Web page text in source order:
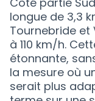
longue de 3,3
Tournebride
à 110 km/h.
étonnante,
la mesure où
serait plus